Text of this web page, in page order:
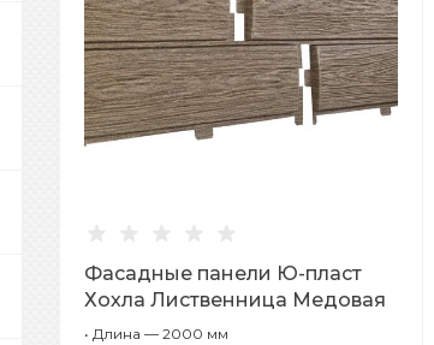
Фасадные панели Ю-пласт
Хохла Лиственница Медовая
• Длина — 2000 мм